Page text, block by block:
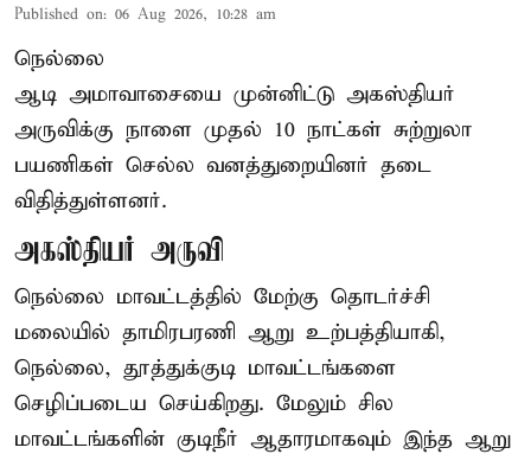
Published on: 06 Aug 2026, 10:28 am
நெல்லை
ஆடி அமாவாசையை முன்னிட்டு அகஸ்தியர்
அருவிக்கு நாளை முதல் 10 நாட்கள் சுற்றுலா
பயணிகள் செல்ல வனத்துறையினர் தடை
விதித்துள்ளனர்.
அகஸ்தியர் அருவி
நெல்லை மாவட்டத்தில் மேற்கு தொடர்ச்சி
மலையில் தாமிரபரணி ஆறு உற்பத்தியாகி,
நெல்லை, தூத்துக்குடி மாவட்டங்களை
செழிப்படைய செய்கிறது. மேலும் சில
மாவட்டங்களின் குடிநீர் ஆதாரமாகவும் இந்த ஆறு